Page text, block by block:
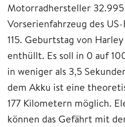
Motorradhersteller 32.995
Vorserienfahrzeug des
115. Geburtstag von
enthüllt. Es soll in 0 auf
in weniger als 3,5
dem Akku ist eine
177 Kilometern möglich.
können das Gefährt mit